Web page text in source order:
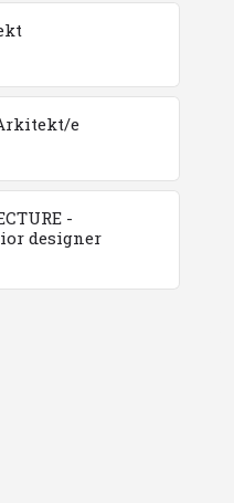
e
-
designer